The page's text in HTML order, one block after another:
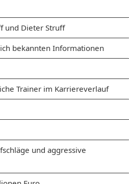
und Dieter Struff
bekannten Informationen
Trainer im Karriereverlauf
und aggressive